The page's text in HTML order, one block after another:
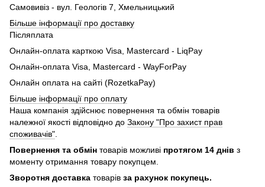
Самовивіз - вул. Геологів 7, Хмельницький
Більше інформації про доставку
Післяплата
Онлайн-оплата карткою Visa, Mastercard - LiqPay
Онлайн-оплата Visa, Mastercard - WayForPay
Онлайн оплата на сайті (RozetkaPay)
Більше інформації про оплату
Наша компанія здійснює повернення та обмін товарів
належної якості відповідно до Закону "Про захист прав
споживачів"
Повернення та обмін товарів можливі протягом 14 днів з
моменту отримання товару покупцем.
Зворотня доставка товарів за рахунок покупець.